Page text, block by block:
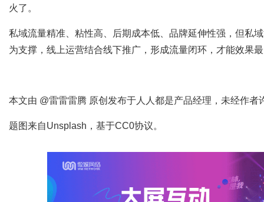
火了。
私域流量精准、粘性高、后期成本低、品牌延伸性强，但私
为支撑，线上运营结合线下推广，形成流量闭环，才能效果
本文由 @雷雷雷腾 原创发布于人人都是产品经理，未经作者
题图来自Unsplash，基于CC0协议。